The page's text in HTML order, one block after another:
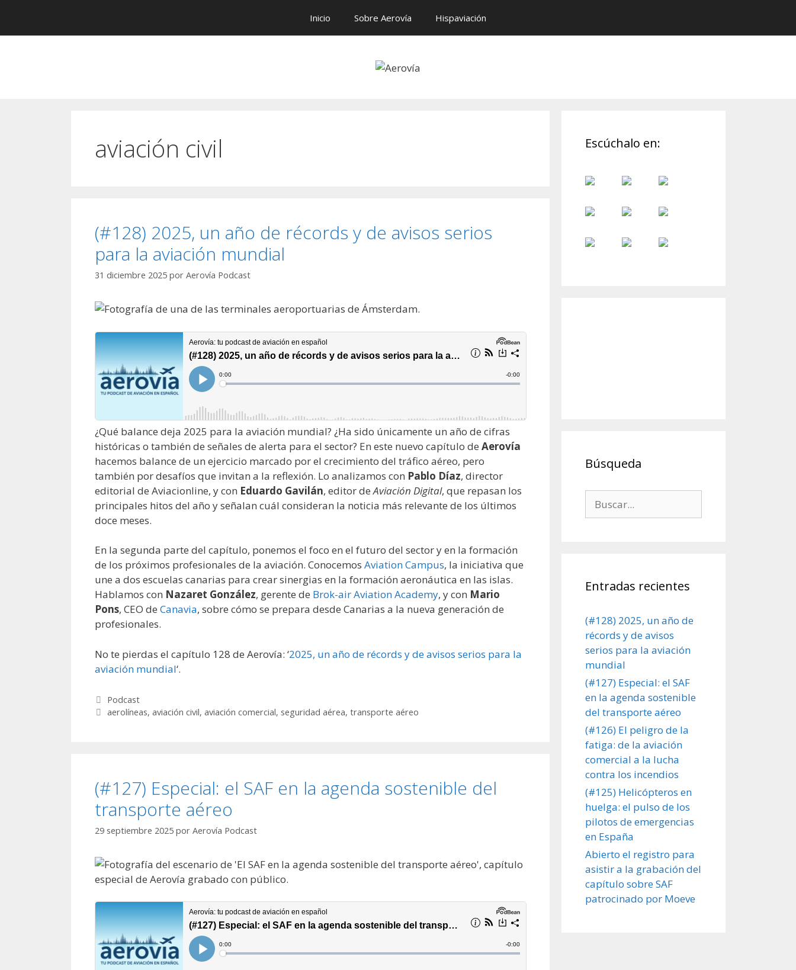
contenido
Inicio Sobre Aerovía Hispaviación
aviación civil
(#128) 2025, un año de récords y de avisos serios
para la aviación mundial
31 diciembre 2025 por Aerovía Podcast
¿Qué balance deja 2025 para la aviación mundial? ¿Ha sido únicamente un año de cifras
históricas o también de señales de alerta para el sector? En este nuevo capítulo de Aerovía
hacemos balance de un ejercicio marcado por el crecimiento del tráfico aéreo, pero
también por desafíos que invitan a la reflexión. Lo analizamos con Pablo Díaz, director
editorial de Aviacionline, y con Eduardo Gavilán, editor deAviación Digital, que repasan los
principales hitos del año y señalan cuál consideran la noticia más relevante de los últimos
doce meses.
En la segunda parte del capítulo, ponemos el foco en el futuro del sector y en la formación
de los próximos profesionales de la aviación. Conocemos Aviation Campus, la iniciativa que
une a dos escuelas canarias para crear sinergias en la formación aeronáutica en las islas.
Hablamos con Nazaret González, gerente de Brok-air Aviation Academy, y con Mario
Pons, CEO de Canavia, sobre cómo se prepara desde Canarias a la nueva generación de
profesionales.
No te pierdas el capítulo 128 de Aerovía: ‘2025, un año de récords y de avisos serios para la
aviación mundial‘.
Categorías
Podcast
Etiquetas
aerolíneas,aviación civil,aviación comercial, seguridad aérea,transporte aéreo
(#127) Especial: el SAF en la agenda sostenible del
transporte aéreo
29 septiembre 2025 por Aerovía Podcast
Escúchalo en:
Búsqueda
Entradas recientes
(#128) 2025, un año de
récords y de avisos
serios para la aviación
mundial
(#127) Especial: el SAF
en la agenda sostenible
del transporte aéreo
(#126) El peligro de la
fatiga: de la aviación
comercial a la lucha
contra los incendios
(#125) Helicópteros en
huelga: el pulso de los
pilotos de emergencias
en España
Abierto el registro para
asistir a la grabación del
capítulo sobre SAF
patrocinado por Moeve